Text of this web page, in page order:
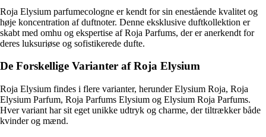
Roja Elysium parfumecologne er kendt for sin enestående kvalitet og
høje koncentration af duftnoter. Denne eksklusive duftkollektion er
skabt med omhu og ekspertise af Roja Parfums, der er anerkendt for
deres luksuriøse og sofistikerede dufte.
De Forskellige Varianter af Roja Elysium
Roja Elysium findes i flere varianter, herunder Elysium Roja, Roja
Elysium Parfum, Roja Parfums Elysium og Elysium Roja Parfums.
Hver variant har sit eget unikke udtryk og charme, der tiltrækker både
kvinder og mænd.